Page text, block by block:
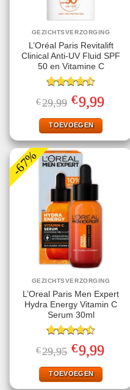
GEZICHTSVERZORGING
L’Oréal Paris Revitalift
Clinical Anti-UV Fluid SPF
50 en Vitamine C
Gewaardeerd
4.50uit 5
€29,99 Oorspronkelijke
prijs
was:
€29,99.
€9,99Huidige
prijs
TOEVOEGEN
-67%
GEZICHTSVERZORGING
L’Oreal Paris Men Expert
Hydra Energy Vitamin C
Serum 30ml
Gewaardeerd
4.50uit 5
€29,95 Oorspronkelijke
prijs
was:
€29,95.
€9,99Huidige
prijs
TOEVOEGEN